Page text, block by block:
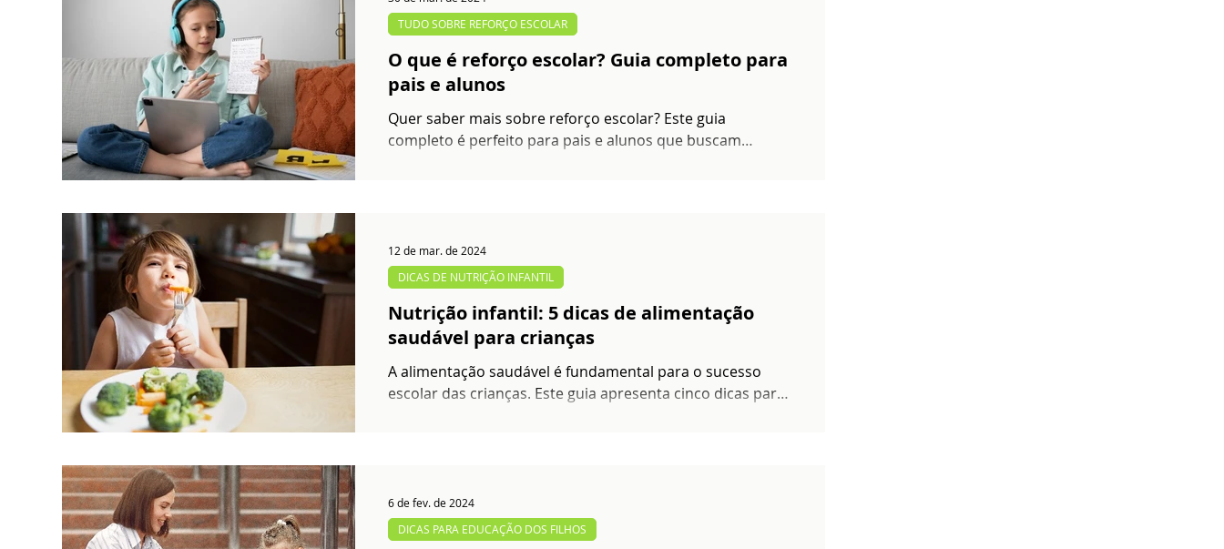
O que é reforço escolar? Guia completo para
pais e alunos
Quer saber mais sobre reforço escolar? Este guia
completo é perfeito para pais e alunos que buscam
TUDO SOBRE REFORÇO ESCOLAR
Nutrição infantil: 5 dicas de alimentação
saudável para crianças
A alimentação saudável é fundamental para o sucesso
escolar das crianças. Este guia apresenta cinco dicas para
DICAS DE NUTRIÇÃO INFANTIL
12 de mar. de 2024
DICAS PARA EDUCAÇÃO DOS FILHOS
6 de fev. de 2024